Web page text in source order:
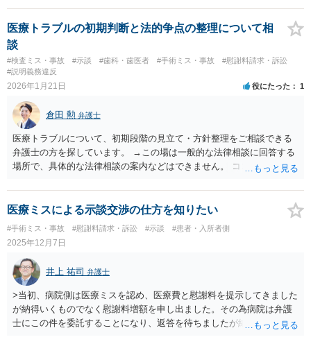
ております。）この病院で不妊治療を継続されるご意向があるのか、
をよく確認することが適切な解決に向かうためには重要だと考えま
す。
代理人として病院側との交渉窓口となることも方法の一つです。 ご自
身で内容証明を出される場合、書面にご質問者の不利になる事情を記
載した場合はそれ以降の交渉ハードルが上がってしまうため慎重に検
討されるとよいでしょう。
医療トラブルの初期判断と法的争点の整理について相
談
#検査ミス・事故 #示談 #歯科・歯医者 #手術ミス・事故
#慰謝料請求・訴訟
#説明義務違反
2026年1月21日 役にたった 1
倉田 勲 弁護士
医療トラブルについて、初期段階の見立て・方針整理をご相談できる
弁護士の方を探しています。 →この場は一般的な法律相談に回答する
場所で、具体的な法律相談の案内などはできません。 ココナラ法律相
談の日程調整含めて個別にご連絡なさってください。
医療ミスによる示談交渉の仕方を知りたい
#手術ミス・事故 #慰謝料請求・訴訟 #示談 #患者・入所者側
2025年12月7日
井上 祐司 弁護士
>当初、病院側は医療ミスを認め、医療費と慰謝料を提示してきました
が納得いくものでなく慰謝料増額を申し出ました。その為病院は弁護
士にこの件を委託することになり、返答を待ちましたが納得できる返